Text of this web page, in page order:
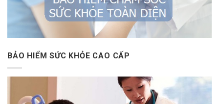
BẢO HIỂM SỨC KHỎE CAO CẤP